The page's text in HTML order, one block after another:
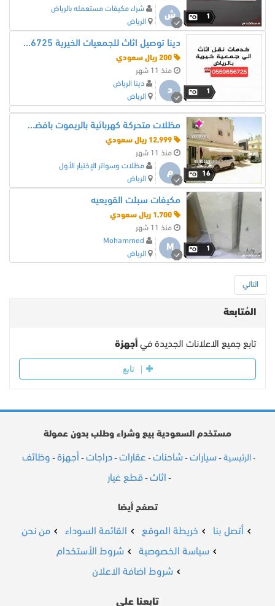
1 ش
شراء مكيفات مستعمله بالرياض
الرياض
1
دينا توصيل اثاث للجمعيات الخيرية 0559656725
منذ 11 شهر
د
دينا الرياض
الرياض
16
مظلات متحركة كهربائية بالريموت بافضل الاسعار من مؤسسة مظلات وسواتر الاختيار الاول
منذ 11 شهر
م
مظلات وسواتر الإختيار الأول
الرياض
1
مكيفات سبلت القويعيه
منذ 11 شهر
M
Mohammed
الرياض
التالي
المُتابعة
تابع جميع الاعلانات الجديدة في أجهزة
تابع
مستخدم السعودية بيع وشراء وطلب بدون عمولة
- الرئيسية - سيارات - شاحنات - عقارات - دراجات - أجهزة - وظائف
- اثاث -قطع غيار
تصفح أيضا
أتصل بنا خريطة الموقع القائمة السوداء
من نحن
سياسة الخصوصية
شروط الأستخدام
شروط اضافة الاعلان
تابعنا على